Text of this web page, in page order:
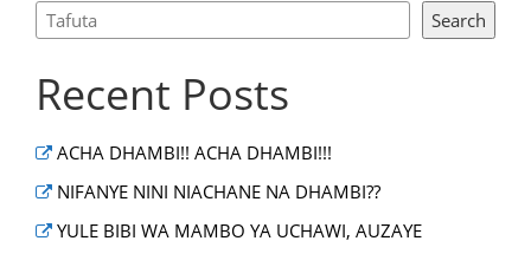
Search
Recent Posts
ACHA DHAMBI!! ACHA DHAMBI!!!
NIFANYE NINI NIACHANE NA DHAMBI??
YULE BIBI WA MAMBO YA UCHAWI, AUZAYE